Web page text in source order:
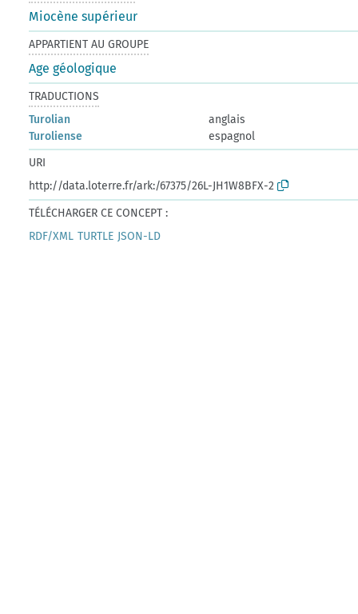
Miocène supérieur
APPARTIENT AU GROUPE
Age géologique
TRADUCTIONS
Turolian
anglais
Turoliense
espagnol
URI
http://data.loterre.fr/ark:/67375/26L-JH1W8BFX-2
TÉLÉCHARGER CE CONCEPT :
RDF/XML TURTLE JSON-LD